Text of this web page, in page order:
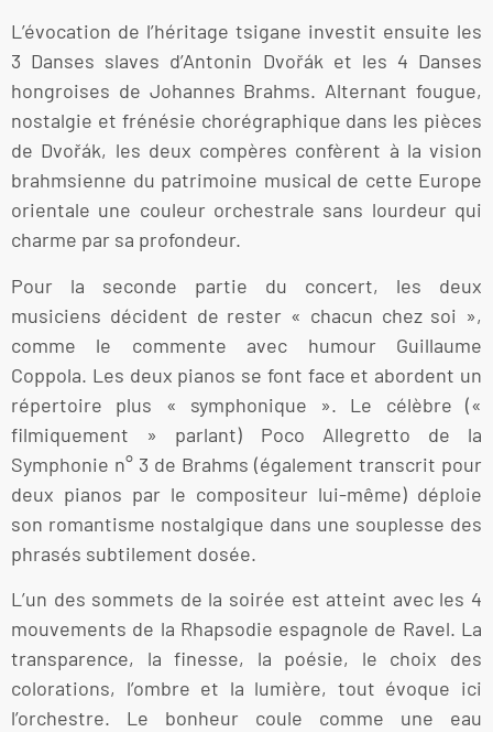
L’évocation de l’héritage tsigane investit ensuite les
3 Danses slaves d’Antonin Dvořák et les 4 Danses
hongroises de Johannes Brahms. Alternant fougue,
nostalgie et frénésie chorégraphique dans les pièces
de Dvořák, les deux compères confèrent à la vision
brahmsienne du patrimoine musical de cette Europe
orientale une couleur orchestrale sans lourdeur qui
charme par sa profondeur.
Pour la seconde partie du concert, les deux
musiciens décident de rester « chacun chez soi »,
comme le commente avec humour Guillaume
Coppola. Les deux pianos se font face et abordent un
répertoire plus « symphonique ». Le célèbre («
filmiquement » parlant) Poco Allegretto de la
Symphonie n° 3 de Brahms (également transcrit pour
deux pianos par le compositeur lui-même) déploie
son romantisme nostalgique dans une souplesse des
phrasés subtilement dosée.
L’un des sommets de la soirée est atteint avec les 4
mouvements de la Rhapsodie espagnole de Ravel. La
transparence, la finesse, la poésie, le choix des
colorations, l’ombre et la lumière, tout évoque ici
l’orchestre. Le bonheur coule comme une eau